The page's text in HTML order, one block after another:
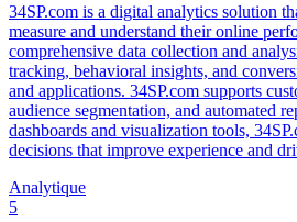
34SP.com is a digital analytics solution
measure and understand their online
comprehensive data collection and
tracking, behavioral insights, and
and applications. 34SP.com supports
audience segmentation, and automated
dashboards and visualization tools,
decisions that improve experience and
Analytique
5